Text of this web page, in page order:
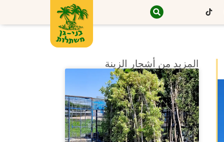
المزيد من أشجار الزينة